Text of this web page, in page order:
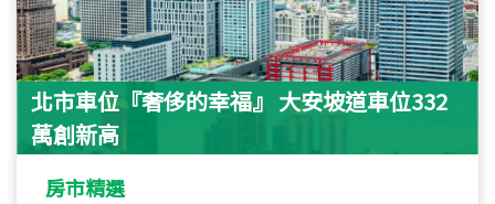
北市車位『奢侈的幸福』 大安坡道車位332
萬創新高
房市精選